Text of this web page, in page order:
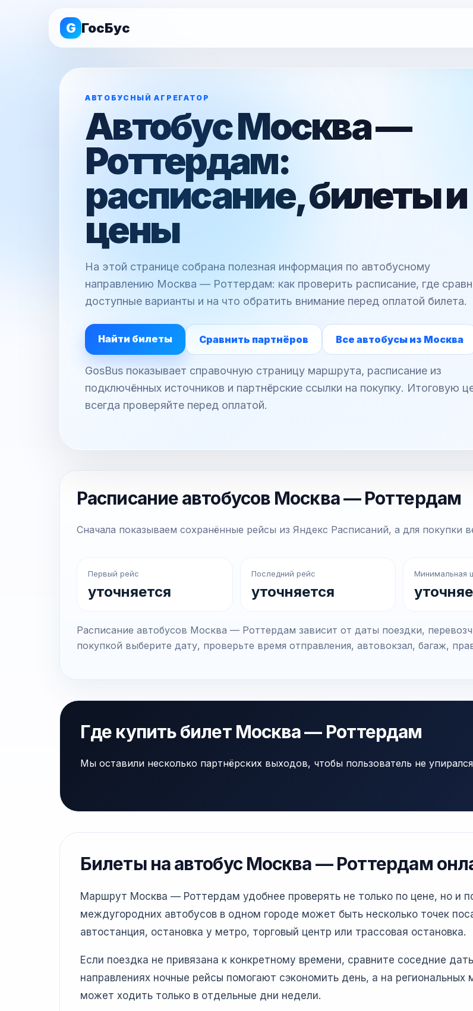
G ГосБус
АВТОБУСНЫЙ АГРЕГАТОР
Автобус Москва —
Роттердам:
расписание, билеты и
цены
На этой странице собрана полезная информация по автобусному
направлению Москва — Роттердам: как проверить расписание, где
доступные варианты и на что обратить внимание перед оплатой билета.
Найти билеты Сравнить партнёров Все автобусы из Москва
GosBus показывает справочную страницу маршрута, расписание из
подключённых источников и партнёрские ссылки на покупку. Итоговую
всегда проверяйте перед оплатой.
Расписание автобусов Москва — Роттердам
Сначала показываем сохранённые рейсы из Яндекс Расписаний, а для покупки
Первый рейс
уточняется
Последний рейс
уточняется
Минимальная
Расписание автобусов Москва — Роттердам зависит от даты поездки,
покупкой выберите дату, проверьте время отправления, автовокзал, багаж,
Где купить билет Москва — Роттердам
Мы оставили несколько партнёрских выходов, чтобы пользователь не
Билеты на автобус Москва — Роттердам
Маршрут Москва — Роттердам удобнее проверять не только по цене, но и
междугородних автобусов в одном городе может быть несколько точек
автостанция, остановка у метро, торговый центр или трассовая остановка.
Если поездка не привязана к конкретному времени, сравните соседние
направлениях ночные рейсы помогают сэкономить день, а на региональных
может ходить только в отдельные дни недели.